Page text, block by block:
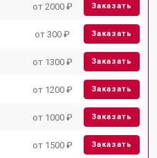
от 2000 ₽ Заказать
от 300 ₽ Заказать
от 1300 ₽ Заказать
от 1200 ₽ Заказать
от 1000 ₽ Заказать
от 1500 ₽ Заказать